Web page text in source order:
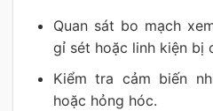
Quan sát bo mạch
gỉ sét hoặc linh kiện bị
Kiểm tra cảm biến
hoặc hỏng hóc.